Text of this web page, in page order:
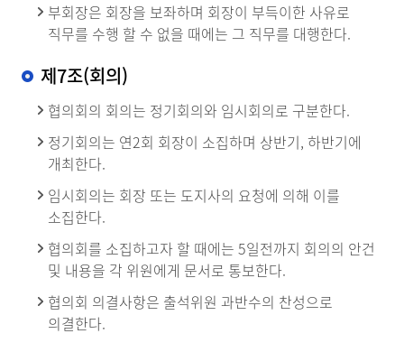
부회장은 회장을 보좌하며 회장이 부득이한 사유로
직무를 수행 할 수 없을 때에는 그 직무를 대행한다.
제7조(회의)
협의회의 회의는 정기회의와 임시회의로 구분한다.
정기회의는 연2회 회장이 소집하며 상반기, 하반기에
개최한다.
임시회의는 회장 또는 도지사의 요청에 의해 이를
소집한다.
협의회를 소집하고자 할 때에는 5일전까지 회의의 안건
및 내용을 각 위원에게 문서로 통보한다.
협의회 의결사항은 출석위원 과반수의 찬성으로
의결한다.